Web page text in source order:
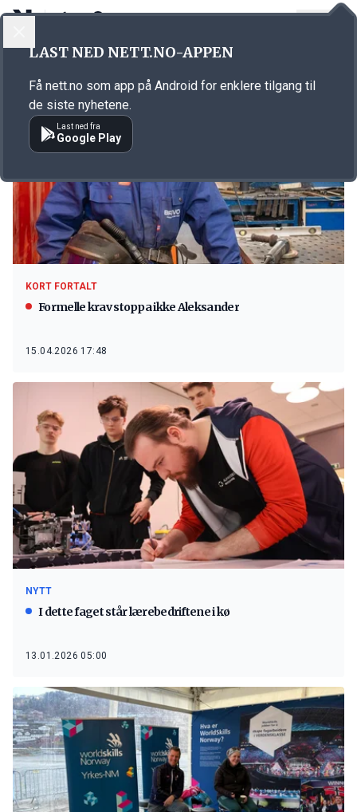
Emne: lærlingar
KORT FORTALT
Formelle krav stoppa ikke Aleksander
15.04.2026 17:48
NYTT
I dette faget står lærebedriftene i kø
13.01.2026 05:00
LAST NED NETT.NO-APPEN
Få nett.no som app på Android for enklere tilgang til
de siste nyhetene.
Last ned fra
Google Play